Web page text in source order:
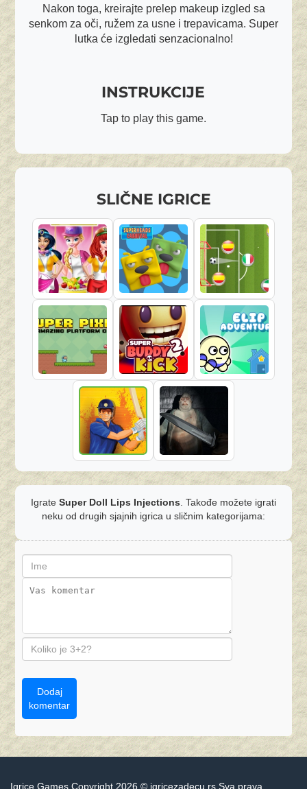
Nakon toga, kreirajte prelep makeup izgled sa
senkom za oči, ružem za usne i trepavicama. Super
lutka će izgledati senzacionalno!
INSTRUKCIJE
Tap to play this game.
SLIČNE IGRICE
Igrate Super Doll Lips Injections . Takođe možete igrati
neku od drugih sjajnih igrica u sličnim kategorijama:
Dodaj
komentar
Igrice Games Copyright 2026 © igricezadecu.rs Sva prava